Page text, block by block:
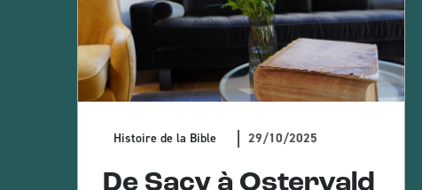
Histoire de la Bible 29/10/2025
De Sacy à Ostervald